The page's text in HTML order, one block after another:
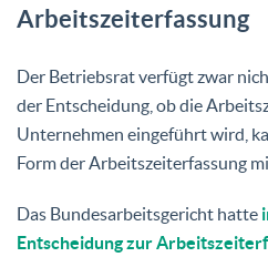
Arbeitszeiterfassung
Der Betriebsrat verfügt zwar
der Entscheidung, ob die
Unternehmen eingeführt wird,
Form der Arbeitszeiterfassung
Das Bundesarbeitsgericht hatte
Entscheidung zur